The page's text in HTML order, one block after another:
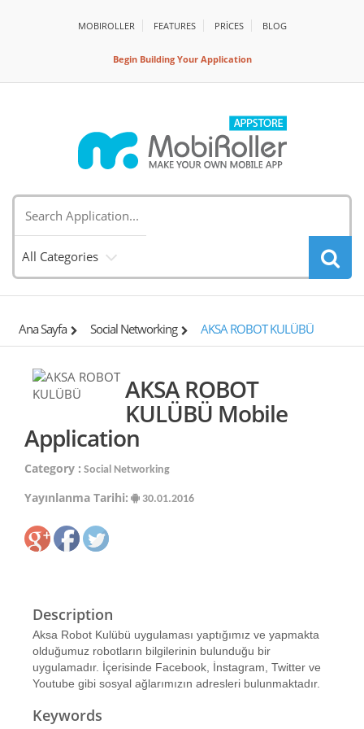
MOBIROLLER FEATURES PRİCES BLOG
Begin Building Your Application
All Categories
Ana Sayfa Social Networking AKSA ROBOT KULÜBÜ
AKSA ROBOT
KULÜBÜ Mobile
Application
Category : Social Networking
Yayınlanma Tarihi: 30.01.2016
Description
Aksa Robot Kulübü uygulaması yaptığımız ve yapmakta
olduğumuz robotların bilgilerinin bulunduğu bir
uygulamadır. İçerisinde Facebook, İnstagram, Twitter ve
Youtube gibi sosyal ağlarımızın adresleri bulunmaktadır.
Keywords